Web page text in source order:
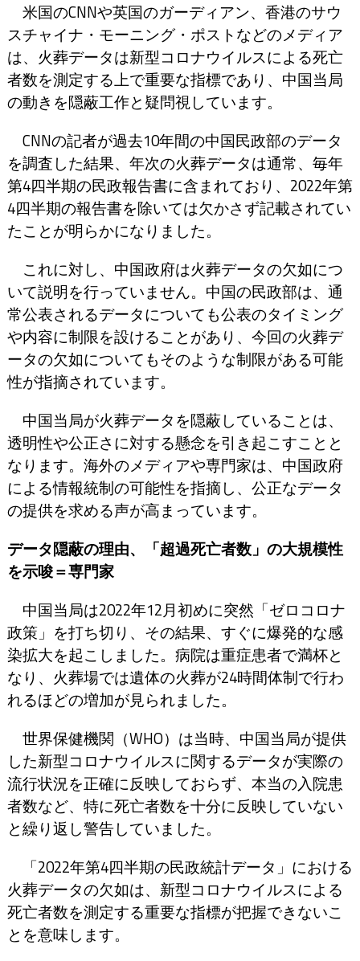
米国のCNNや英国のガーディアン、香港のサウ
スチャイナ・モーニング・ポストなどのメディア
は、火葬データは新型コロナウイルスによる死亡
者数を測定する上で重要な指標であり、中国当局
の動きを隠蔽工作と疑問視しています。
CNNの記者が過去10年間の中国民政部のデータ
を調査した結果、年次の火葬データは通常、毎年
第4四半期の民政報告書に含まれており、2022年第
4四半期の報告書を除いては欠かさず記載されてい
たことが明らかになりました。
これに対し、中国政府は火葬データの欠如につ
いて説明を行っていません。中国の民政部は、通
常公表されるデータについても公表のタイミング
や内容に制限を設けることがあり、今回の火葬デ
ータの欠如についてもそのような制限がある可能
性が指摘されています。
中国当局が火葬データを隠蔽していることは、
透明性や公正さに対する懸念を引き起こすことと
なります。海外のメディアや専門家は、中国政府
による情報統制の可能性を指摘し、公正なデータ
の提供を求める声が高まっています。
データ隠蔽の理由、「超過死亡者数」の大規模性
を示唆＝専門家
中国当局は2022年12月初めに突然「ゼロコロナ
政策」を打ち切り、その結果、すぐに爆発的な感
染拡大を起こしました。病院は重症患者で満杯と
なり、火葬場では遺体の火葬が24時間体制で行わ
れるほどの増加が見られました。
世界保健機関（WHO）は当時、中国当局が提供
した新型コロナウイルスに関するデータが実際の
流行状況を正確に反映しておらず、本当の入院患
者数など、特に死亡者数を十分に反映していない
と繰り返し警告していました。
「2022年第4四半期の民政統計データ」における
火葬データの欠如は、新型コロナウイルスによる
死亡者数を測定する重要な指標が把握できないこ
とを意味します。